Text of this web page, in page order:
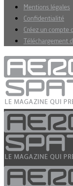
Mentions légales
Confidentialité
Créez un compte
Téléchargement